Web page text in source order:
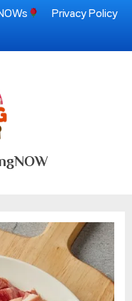
Privacy Policy